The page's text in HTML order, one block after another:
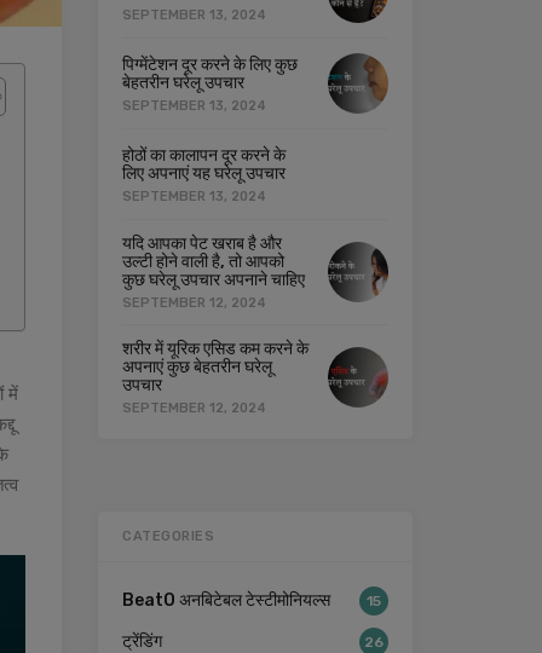
में
SEPTEMBER 13, 2024
पिग्मेंटेशन दूर करने के लिए कुछ
बेहतरीन घरेलू उपचार
SEPTEMBER 13, 2024
होठों का कालापन दूर करने के
लिए अपनाएं यह घरेलू उपचार
SEPTEMBER 13, 2024
यदि आपका पेट खराब है और
उल्टी होने वाली है, तो आपको
कुछ घरेलू उपचार अपनाने चाहिए
SEPTEMBER 12, 2024
शरीर में यूरिक एसिड कम करने के
अपनाएं कुछ बेहतरीन घरेलू
उपचार
SEPTEMBER 12, 2024
CATEGORIES
BeatO अनबिटेबल टेस्टीमोनियल्स 15
ट्रेंडिंग 26